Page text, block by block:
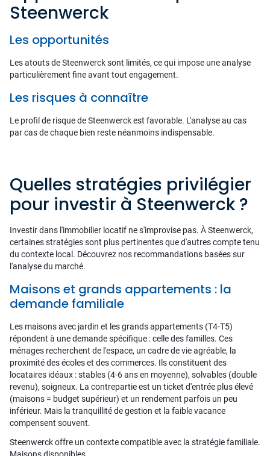
Steenwerck
Les opportunités
Les atouts de Steenwerck sont limités, ce qui impose une analyse
particulièrement fine avant tout engagement.
Les risques à connaître
Le profil de risque de Steenwerck est favorable. L'analyse au cas
par cas de chaque bien reste néanmoins indispensable.
Quelles stratégies privilégier
pour investir à Steenwerck ?
Investir dans l'immobilier locatif ne s'improvise pas. À Steenwerck,
certaines stratégies sont plus pertinentes que d'autres compte tenu
du contexte local. Découvrez nos recommandations basées sur
l'analyse du marché.
Maisons et grands appartements : la
demande familiale
Les maisons avec jardin et les grands appartements (T4-T5)
répondent à une demande spécifique : celle des familles. Ces
ménages recherchent de l'espace, un cadre de vie agréable, la
proximité des écoles et des commerces. Ils constituent des
locataires idéaux : stables (4-6 ans en moyenne), solvables (double
revenu), soigneux. La contrepartie est un ticket d'entrée plus élevé
(maisons = budget supérieur) et un rendement parfois un peu
inférieur. Mais la tranquillité de gestion et la faible vacance
compensent souvent.
Steenwerck offre un contexte compatible avec la stratégie familiale.
Maisons disponibles.